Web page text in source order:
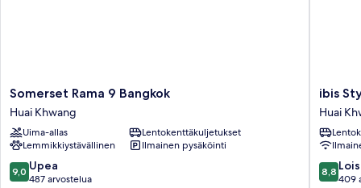
Somerset
Rama
9
Bangkok
Huai
Khwang
Somerset Rama 9 Bangkok
Huai Khwang
Uima-allas
Lentokenttäkuljetukset
Lemmikkiystävällinen
Ilmainen pysäköinti
9.0
kautta
9,0 Upea
487 arvostelua
ibis
Styles
Huai
Khwang
ibis
Huai
8.8
kautta
8,8
409